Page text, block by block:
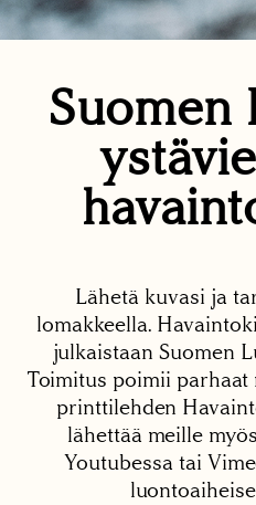
Suomen
Lähetä kuvasi ja
lomakkeella.
julkaistaan Suomen
Toimitus poimii parhaat
printtilehden
lähettää meille
Youtubessa tai